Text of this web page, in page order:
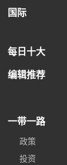
国际
每日十大
编辑推荐
一带一路
政策
投资